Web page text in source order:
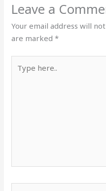
Leave a
Your email address will
are marked*
here..